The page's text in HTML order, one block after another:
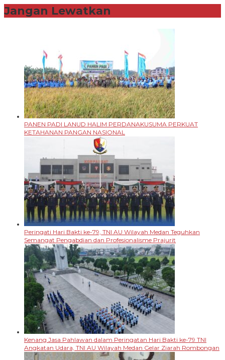
Jangan Lewatkan
PANEN PADI LANUD HALIM PERDANAKUSUMA PERKUAT
KETAHANAN PANGAN NASIONAL
Peringati Hari Bakti ke-79, TNI AU Wilayah Medan Teguhkan
Semangat Pengabdian dan Profesionalisme Prajurit
Kenang Jasa Pahlawan dalam Peringatan Hari Bakti ke-79 TNI
Angkatan Udara, TNI AU Wilayah Medan Gelar Ziarah Rombongan